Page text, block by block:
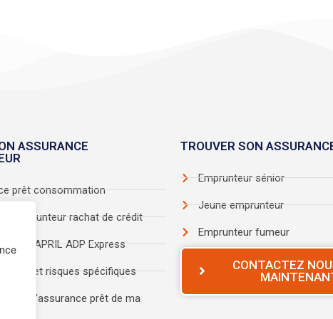
ASSURANCE
prêt consommation
emprunteur rachat de crédit
Prêt APRIL ADP Express
prêt et risques spécifiques
avec l'assurance prêt de ma
TROUVER SON
Emprunteur sénior
Jeune emprunteur
Emprunteur fumeur
CONTACTEZ